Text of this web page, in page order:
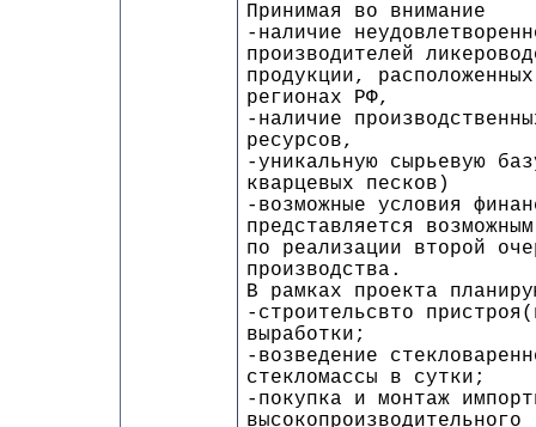
Принимая во внимание
-наличие
производителей
продукции,
регионах РФ,
-наличие
ресурсов,
-уникальную сырьевую
кварцевых песков)
-возможные условия
представляется
по реализации второй
производства.
В рамках проекта
-строительсвто
выработки;
-возведение
стекломассы в сутки;
-покупка и монтаж